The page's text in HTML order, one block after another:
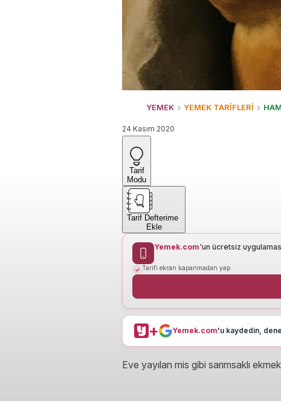
YEMEK YEMEK TARİFLERİ
24 Kasım 2020
Tarif
Modu
Tarif Defterime
Ekle
Yemek.com'un ücretsiz
Tarifi ekran kapanmadan yap
+ Yemek.com'u kaydedin,
Eve yayılan mis gibi sarımsaklı